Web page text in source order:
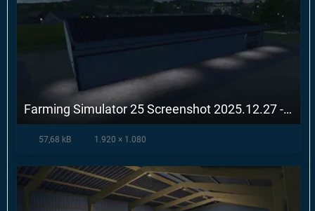
Farming Simulator 25 Screenshot 2025.12.27 - 10.54.39.05.webp
57,68 kB 1.920 × 1.080